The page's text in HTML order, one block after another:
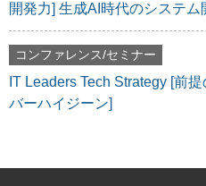
開発力] 生成AI時代のシステム
コンファレンス/セミナー
IT Leaders Tech Strategy [前
バーハイジーン]